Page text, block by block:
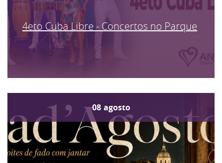
4eto Cuba Libre - Concertos no Parque
08 agosto